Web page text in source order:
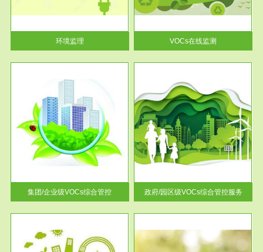
环境监理
治“十二五”规划》有机废气净化
率达...
VOCs在线监测
集团/企业级VOCs综合管控
服务范围
政府/园区级VOCs综合管控服务
根据《石化行业挥发性有机物综
合整治方案》文件要求，到2017
年，全...
政府/园区级VOCs综合管控服务